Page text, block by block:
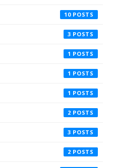
10
3
1
1
1
2
3
2